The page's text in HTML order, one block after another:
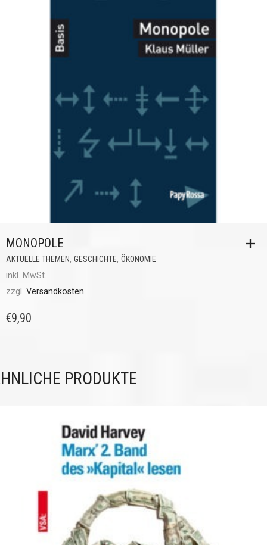
MONOPOLE
AKTUELLE THEMEN, GESCHICHTE, ÖKONOMIE
inkl. MwSt.
zzgl. Versandkosten
€9,90
PRODUKTE